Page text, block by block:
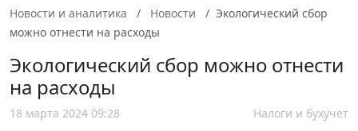
Новости и аналитика Новости
Экологический сбор
можно отнести на расходы
Экологический сбор можно отнести
на расходы
18 марта 2024 09:28 Налоги и бухучет